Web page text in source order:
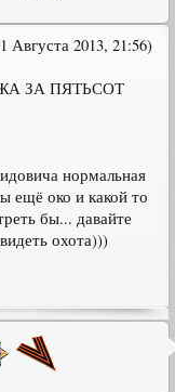
Августа 2013, 21:56)
ЗА ПЯТЬСОТ
нормальная
ещё око и какой то
бы... давайте
охота)))